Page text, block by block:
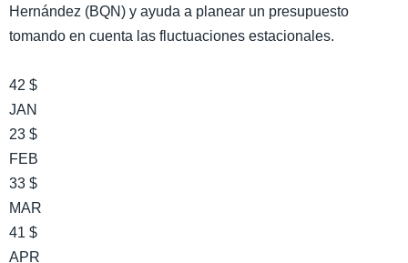
Hernández (BQN) y ayuda a planear un presupuesto
tomando en cuenta las fluctuaciones estacionales.
42 $
JAN
23 $
FEB
33 $
MAR
41 $
APR